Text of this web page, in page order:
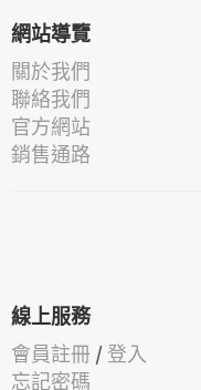
網站導覽
關於我們
聯絡我們
官方網站
銷售通路
線上服務
會員註冊 / 登入
忘記密碼